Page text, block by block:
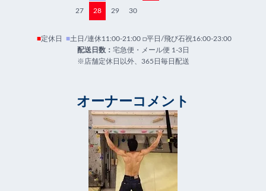
27 28 29 30
■定休日 ■土日/連休11:00-21:00 □平日/飛び石祝16:00-23:00
配送日数： 宅急便・メール便 1-3日
※店舗定休日以外、365日毎日配送
オーナーコメント